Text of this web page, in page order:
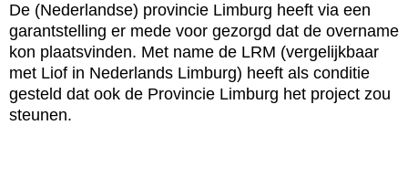
De (Nederlandse) provincie Limburg heeft via een
garantstelling er mede voor gezorgd dat de overname
kon plaatsvinden. Met name de LRM (vergelijkbaar
met Liof in Nederlands Limburg) heeft als conditie
gesteld dat ook de Provincie Limburg het project zou
steunen.